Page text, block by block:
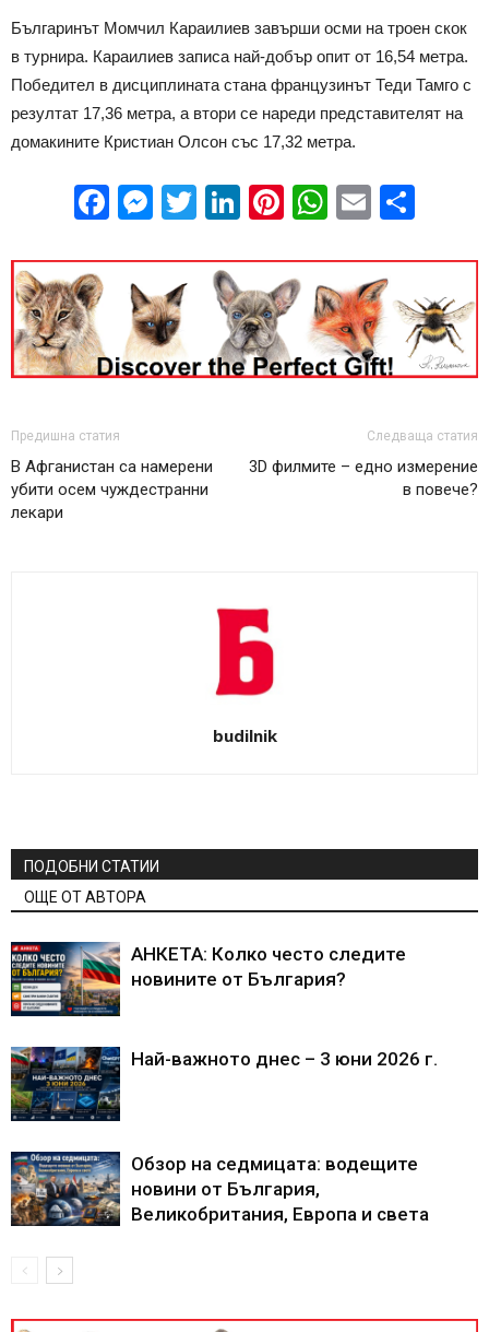
Българинът Момчил Караилиев завърши осми на троен скок
в турнира. Караилиев записа най-добър опит от 16,54 метра.
Победител в дисциплината стана французинът Теди Тамго с
резултат 17,36 метра, а втори се нареди представителят на
домакините Кристиан Олсон със 17,32 метра.
Facebook
Messenger
Twitter
LinkedIn
Pinterest
WhatsApp
Email
Предишна статия
В Афганистан са намерени
убити осем чуждестранни
лекари
Следваща статия
3D филмите – едно измерение
в повече?
budilnik
ПОДОБНИ СТАТИИ
ОЩЕ ОТ АВТОРА
АНКЕТА: Колко често следите
новините от България?
Най-важното днес – 3 юни 2026 г.
Обзор на седмицата: водещите
новини от България,
Великобритания, Европа и света